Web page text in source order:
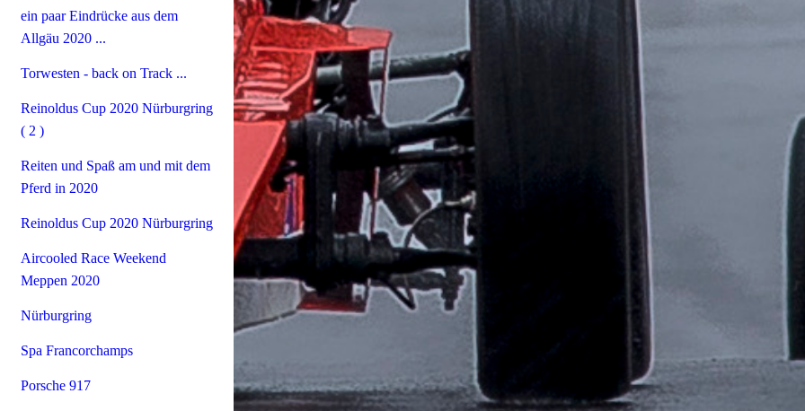
ein paar Eindrücke aus dem
Allgäu 2020 ...
Torwesten - back on Track ...
Reinoldus Cup 2020 Nürburgring
( 2 )
Reiten und Spaß am und mit dem
Pferd in 2020
Reinoldus Cup 2020 Nürburgring
Aircooled Race Weekend
Meppen 2020
Nürburgring
Spa Francorchamps
Porsche 917